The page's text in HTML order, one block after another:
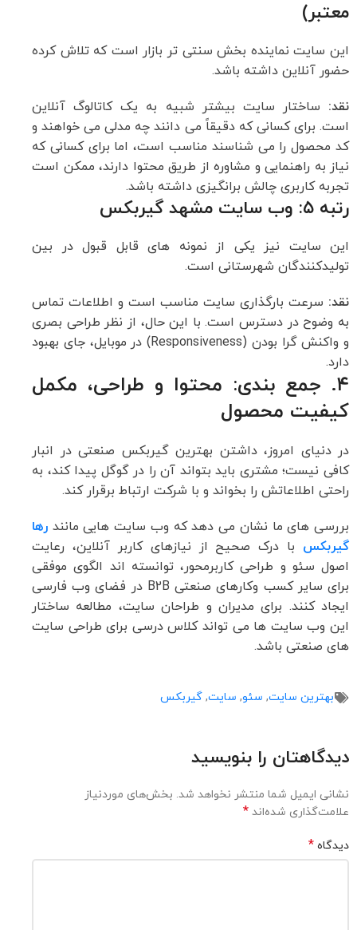
معتبر)
این سایت نماینده بخش سنتی تر بازار است که تلاش کرده
حضور آنلاین داشته باشد.
نقد: ساختار سایت بیشتر شبیه به یک کاتالوگ آنلاین
است. برای کسانی که دقیقاً می دانند چه مدلی می خواهند و
کد محصول را می شناسند مناسب است، اما برای کسانی که
نیاز به راهنمایی و مشاوره از طریق محتوا دارند، ممکن است
تجربه کاربری چالش برانگیزی داشته باشد.
رتبه ۵: وب سایت مشهد گیربکس
این سایت نیز یکی از نمونه های قابل قبول در بین
تولیدکنندگان شهرستانی است.
نقد: سرعت بارگذاری سایت مناسب است و اطلاعات تماس
به وضوح در دسترس است. با این حال، از نظر طراحی بصری
و واکنش گرا بودن (Responsiveness) در موبایل، جای بهبود
دارد.
۴. جمع بندی: محتوا و طراحی، مکمل
کیفیت محصول
در دنیای امروز، داشتن بهترین گیربکس صنعتی در انبار
کافی نیست؛ مشتری باید بتواند آن را در گوگل پیدا کند، به
راحتی اطلاعاتش را بخواند و با شرکت ارتباط برقرار کند.
بررسی های ما نشان می دهد که وب سایت هایی مانند رها
گیربکس با درک صحیح از نیازهای کاربر آنلاین، رعایت
اصول سئو و طراحی کاربرمحور، توانسته اند الگوی موفقی
برای سایر کسب وکارهای صنعتی B2B در فضای وب فارسی
ایجاد کنند. برای مدیران و طراحان سایت، مطالعه ساختار
این وب سایت ها می تواند کلاس درسی برای طراحی سایت
های صنعتی باشد.
بهترین سایت, سئو, سایت, گیربکس
دیدگاهتان را بنویسید
نشانی ایمیل شما منتشر نخواهد شد. بخش‌های موردنیاز
علامت‌گذاری شده‌اند *
دیدگاه *